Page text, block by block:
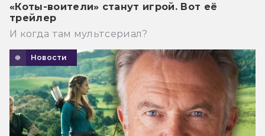
«Коты-воители» станут игрой. Вот её
трейлер
И когда там мультсериал?
Новости